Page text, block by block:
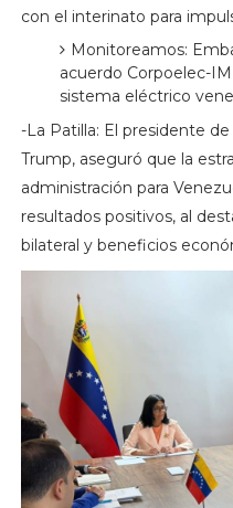
con el interinato para
Monitoreamos:
acuerdo Corpoelec-
sistema eléctrico
-La Patilla: El presidente
Trump, aseguró que la
administración para
resultados positivos, al
bilateral y beneficios